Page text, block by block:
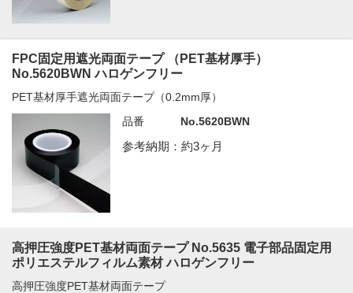
FPC固定用遮光両面テープ （PET基材厚手）
No.5620BWN ハロゲンフリー
PET基材厚手遮光両面テープ（0.2mm厚）
品番
No.5620BWN
参考納期：約3ヶ月
高押圧強度PET基材両面テープ No.5635 電子部品固定用
ポリエステルフィルム素材 ハロゲンフリー
高押圧強度PET基材両面テープ